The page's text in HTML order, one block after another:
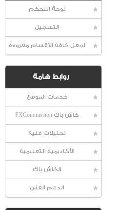
لوحة التحكم
التسجيل
اجعل كافة الأقسام مقروءة
روابط هامة
خدمات الموقع
كاش باك FXCommission
تحليلات فنية
الأكاديمية التعليمية
الكاش باك
الدعم الفنى